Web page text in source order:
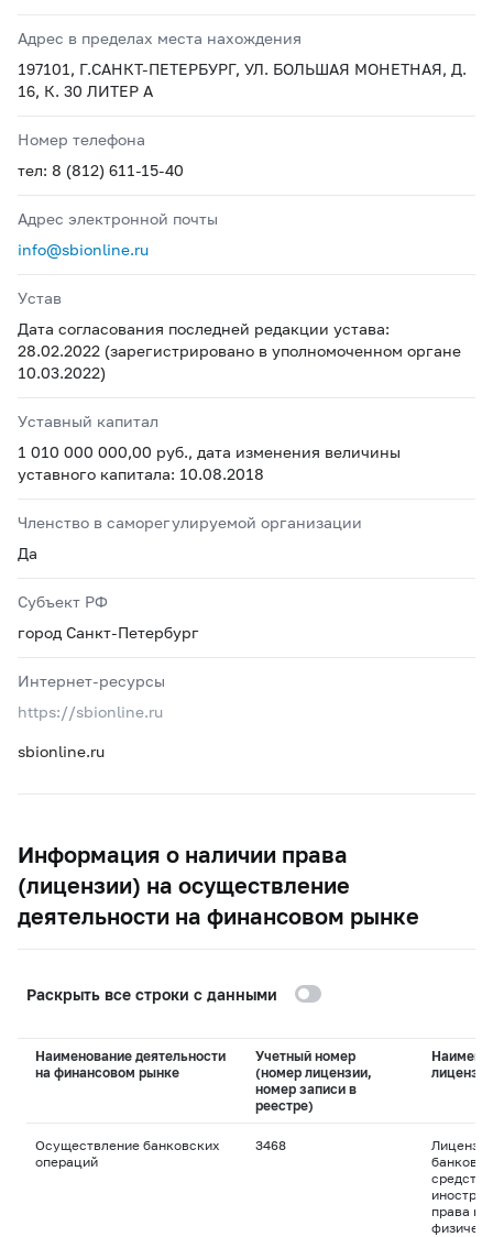
Адрес в пределах места нахождения
197101, Г.САНКТ-ПЕТЕРБУРГ, УЛ. БОЛЬШАЯ МОНЕТНАЯ, Д.
16, К. 30 ЛИТЕР А
Номер телефона
тел: 8 (812) 611-15-40
Адрес электронной почты
info@sbionline.ru
Устав
Дата согласования последней редакции устава:
28.02.2022 (зарегистрировано в уполномоченном органе
10.03.2022)
Уставный капитал
1 010 000 000,00 руб., дата изменения величины
уставного капитала: 10.08.2018
Членство в саморегулируемой организации
Да
Субъект РФ
город Санкт-Петербург
Интернет-ресурсы
https://sbionline.ru
sbionline.ru
Информация о наличии права
(лицензии) на осуществление
деятельности на финансовом рынке
Раскрыть все строки с данными
Наименование деятельности
на финансовом рынке
Учетный номер
(номер лицензии,
номер записи в
реестре)
лицензии
Осуществление банковских
операций
3468
права